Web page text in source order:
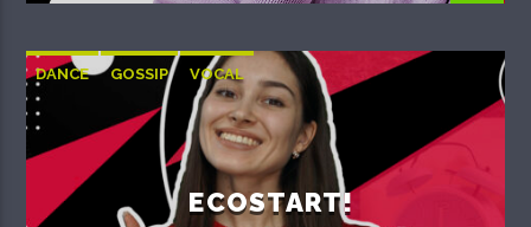
DANCE GOSSIP VOCAL
ECOSTART!